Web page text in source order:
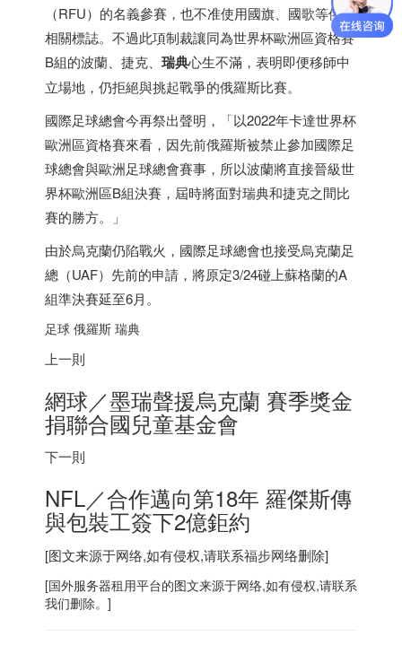
（RFU）的名義參賽，也不准使用國旗、國歌等俄國
相關標誌。不過此項制裁讓同為世界杯歐洲區資格賽
B組的波蘭、 捷克、 瑞典心生不滿，表明即便移師中
立場地，仍拒絕與挑起戰爭的俄羅斯比賽。
國際足球總會今再祭出聲明，「以2022年卡達世界杯
歐洲區資格賽來看，因先前俄羅斯被禁止參加國際足
球總會與歐洲足球總會賽事，所以波蘭將直接晉級世
界杯歐洲區B組決賽，屆時將面對瑞典和捷克之間比
賽的勝方。」
由於烏克蘭仍陷戰火，國際足球總會也接受烏克蘭足
總（UAF）先前的申請，將原定3/24碰上蘇格蘭的A
組準決賽延至6月。
足球 俄羅斯 瑞典
上一則
網球／墨瑞聲援烏克蘭 賽季獎金
捐聯合國兒童基金會
下一則
NFL／合作邁向第18年 羅傑斯傳
與包裝工簽下2億鉅約
[图文来源于网络,如有侵权,请联系福步网络删除]
[国外服务器租用平台的图文来源于网络,如有侵权,请联系
我们删除。]